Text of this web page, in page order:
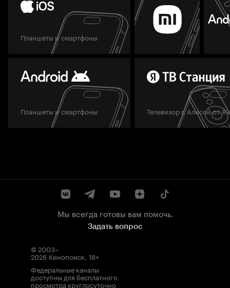
Планшеты и смартфоны
Планшеты и смартфоны Телевизор с Алисой от
Мы всегда готовы вам помочь.
Задать вопрос
© 2003–
2026 Кинопоиск. 18+
Федеральные каналы
доступны для бесплатного
просмотра круглосуточно